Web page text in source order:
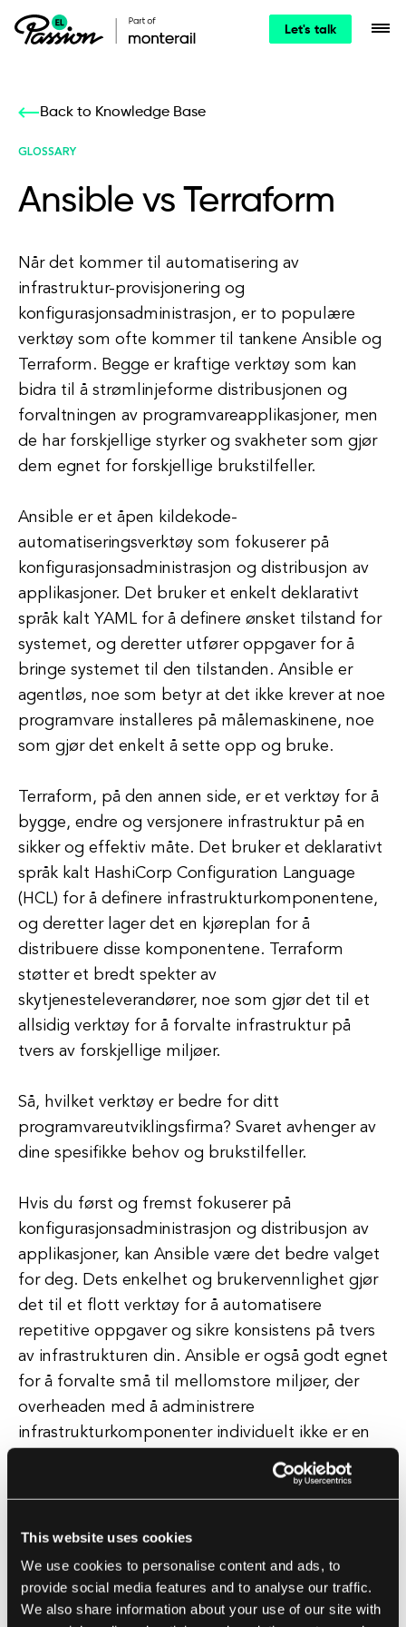
This website uses cookies
We use cookies to personalise content and ads, to
provide social media features and to analyse our traffic.
We also share information about your use of our site with
Let's talk
Back to Knowledge Base
GLOSSARY
Ansible vs Terraform
Når det kommer til automatisering av
infrastruktur-provisjonering og
konfigurasjonsadministrasjon, er to populære
verktøy som ofte kommer til tankene Ansible og
Terraform. Begge er kraftige verktøy som kan
bidra til å strømlinjeforme distribusjonen og
forvaltningen av programvareapplikasjoner, men
de har forskjellige styrker og svakheter som gjør
dem egnet for forskjellige brukstilfeller.
Ansible er et åpen kildekode-
automatiseringsverktøy som fokuserer på
konfigurasjonsadministrasjon og distribusjon av
applikasjoner. Det bruker et enkelt deklarativt
språk kalt YAML for å definere ønsket tilstand for
systemet, og deretter utfører oppgaver for å
bringe systemet til den tilstanden. Ansible er
agentløs, noe som betyr at det ikke krever at noe
programvare installeres på målemaskinene, noe
som gjør det enkelt å sette opp og bruke.
Terraform, på den annen side, er et verktøy for å
bygge, endre og versjonere infrastruktur på en
sikker og effektiv måte. Det bruker et deklarativt
språk kalt HashiCorp Configuration Language
(HCL) for å definere infrastrukturkomponentene,
og deretter lager det en kjøreplan for å
distribuere disse komponentene. Terraform
støtter et bredt spekter av
skytjenesteleverandører, noe som gjør det til et
allsidig verktøy for å forvalte infrastruktur på
tvers av forskjellige miljøer.
Så, hvilket verktøy er bedre for ditt
programvareutviklingsfirma? Svaret avhenger av
dine spesifikke behov og brukstilfeller.
Hvis du først og fremst fokuserer på
konfigurasjonsadministrasjon og distribusjon av
applikasjoner, kan Ansible være det bedre valget
for deg. Dets enkelhet og brukervennlighet gjør
det til et flott verktøy for å automatisere
repetitive oppgaver og sikre konsistens på tvers
av infrastrukturen din. Ansible er også godt egnet
for å forvalte små til mellomstore miljøer, der
overheaden med å administrere
infrastrukturkomponenter individuelt ikke er en
kompleks infrastruktur på tvers av flere
skytjenesteleverandører, kan Terraform være et
bedre valg. Dets støtte for et bredt spekter av
leverandører og evnen til å forvalte infrastruktur